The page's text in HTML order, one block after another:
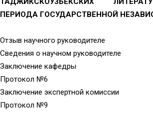
ПЕРИОДА ГОСУДАРСТВЕННОЙ
Отзыв научного руководителе
Сведения о научном руководителе
Заключение кафедры
Протокол №6
Заключение экспертной комиссии
Протокол №9